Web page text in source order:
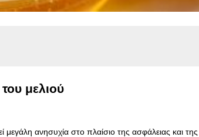
μελιού
ανησυχία στο πλαίσιο της ασφάλειας και της